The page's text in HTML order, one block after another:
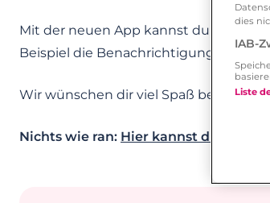
Mit der neuen App kannst du nun
Beispiel die Benachrichtigungen an-
Wir wünschen dir viel Spaß bei der
Nichts wie ran: Hier kannst du die
dies
IAB-
Liste